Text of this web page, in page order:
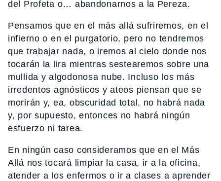
del Profeta o… abandonarnos a la Pereza.
Pensamos que en el más allá sufriremos, en el
infierno o en el purgatorio, pero no tendremos
que trabajar nada, o iremos al cielo donde nos
tocarán la lira mientras sestearemos sobre una
mullida y algodonosa nube. Incluso los más
irredentos agnósticos y ateos piensan que se
morirán y, ea, obscuridad total, no habrá nada
y, por supuesto, entonces no habrá ningún
esfuerzo ni tarea.
En ningún caso consideramos que en el Más
Allá nos tocará limpiar la casa, ir a la oficina,
atender a los enfermos o ir a clases a aprender